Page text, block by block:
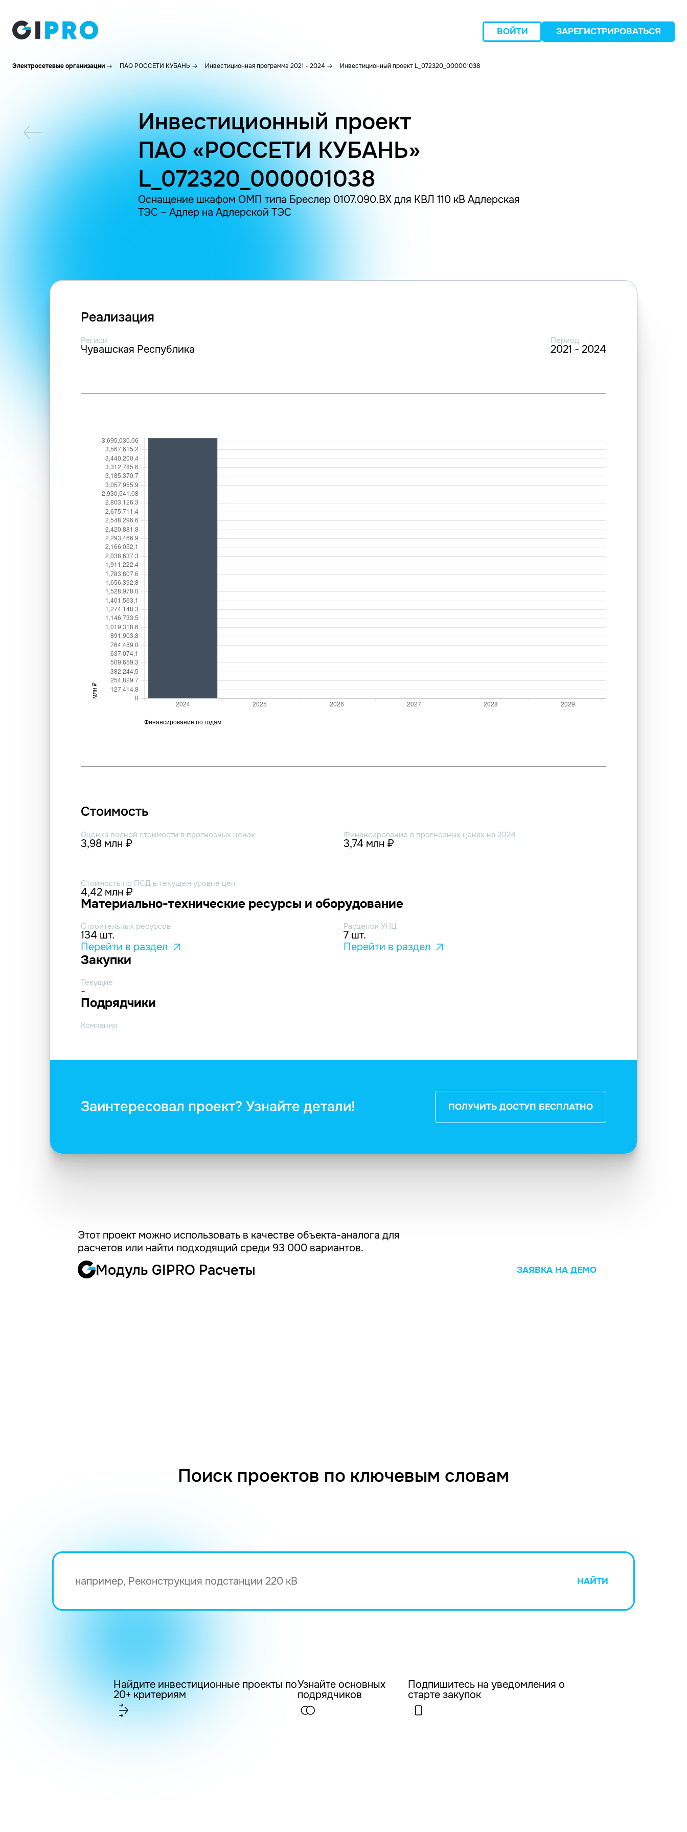
ВОЙТИ ЗАРЕГИСТРИРОВАТЬСЯ
Электросетевые организации ПАО РОССЕТИ КУБАНЬ Инвестиционная программа 2021 - 2024 Инвестиционный проект L_072320_000001038
Инвестиционный проект
ПАО «РОССЕТИ КУБАНЬ»
L_072320_000001038
Оснащение шкафом ОМП типа Бреслер 0107.090.ВХ для КВЛ 110 кВ Адлерская
ТЭС – Адлер на Адлерской ТЭС
Реализация
Регион
Чувашская Республика
Период
2021 - 2024
Стоимость
Оценка полной стоимости в прогнозных ценах
3,98 млн ₽
Финансирование в прогнозных ценах на 2024
3,74 млн ₽
Стоимость по ПСД в текущем уровне цен
4,42 млн ₽
Материально-технические ресурсы и оборудование
Строительных ресурсов
134 шт.
Перейти в раздел
Расценок УНЦ
7 шт.
Перейти в раздел
Закупки
Текущие
-
Подрядчики
Компания
Заинтересовал проект? Узнайте детали! ПОЛУЧИТЬ ДОСТУП БЕСПЛАТНО
Этот проект можно использовать в качестве объекта-аналога для
расчетов или найти подходящий среди 93 000 вариантов.
Модуль GIPRO Расчеты ЗАЯВКА НА ДЕМО
Поиск проектов по ключевым словам
НАЙТИ
Найдите инвестиционные проекты по
20+ критериям
Узнайте основных
подрядчиков
Подпишитесь на уведомления о
старте закупок